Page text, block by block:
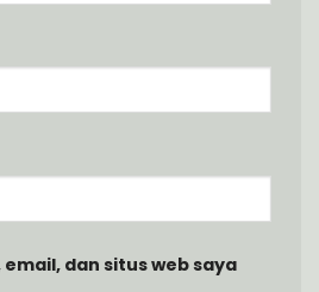
dan situs web saya